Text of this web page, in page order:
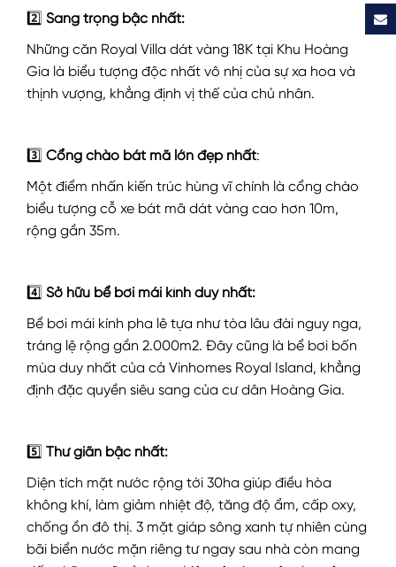
2️⃣ Sang trọng bậc nhất:
Những căn Royal Villa dát vàng 18K tại Khu Hoàng
Gia là biểu tượng độc nhất vô nhị của sự xa hoa và
thịnh vượng, khẳng định vị thế của chủ nhân.
3️⃣ Cổng chào bát mã lớn đẹp nhất:
Một điểm nhấn kiến trúc hùng vĩ chính là cổng chào
biểu tượng cỗ xe bát mã dát vàng cao hơn 10m,
rộng gần 35m.
4️⃣ Sở hữu bể bơi mái kính duy nhất:
Bể bơi mái kính pha lê tựa như tòa lâu đài nguy nga,
tráng lệ rộng gần 2.000m2. Đây cũng là bể bơi bốn
mùa duy nhất của cả Vinhomes Royal Island, khẳng
định đặc quyền siêu sang của cư dân Hoàng Gia.
5️⃣ Thư giãn bậc nhất:
Diện tích mặt nước rộng tới 30ha giúp điều hòa
không khí, làm giảm nhiệt độ, tăng độ ẩm, cấp oxy,
chống ồn đô thị. 3 mặt giáp sông xanh tự nhiên cùng
bãi biển nước mặn riêng tư ngay sau nhà còn mang